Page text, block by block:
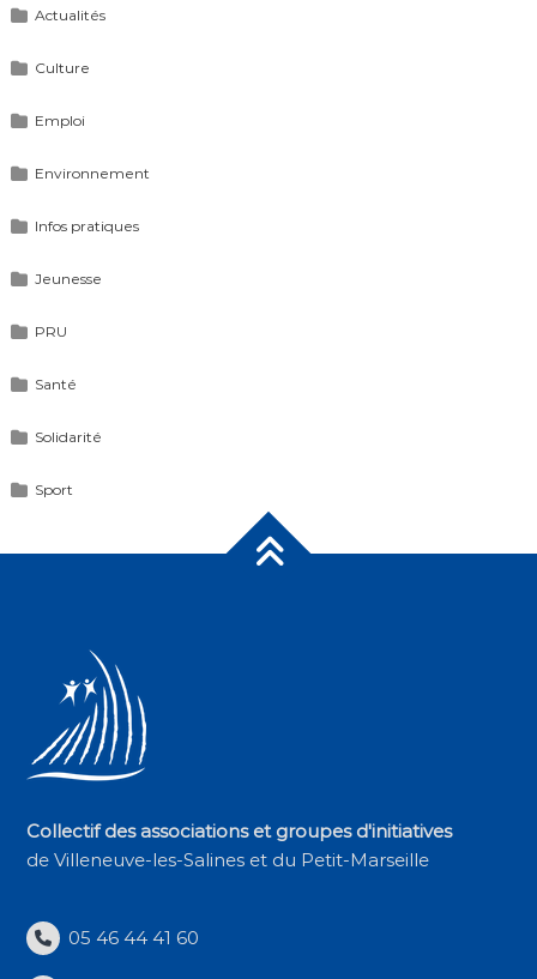
Actualités
Culture
Emploi
Environnement
Infos pratiques
Jeunesse
PRU
Santé
Solidarité
Sport
Collectif des associations et groupes d'initiatives
de Villeneuve-les-Salines et du Petit-Marseille
05 46 44 41 60